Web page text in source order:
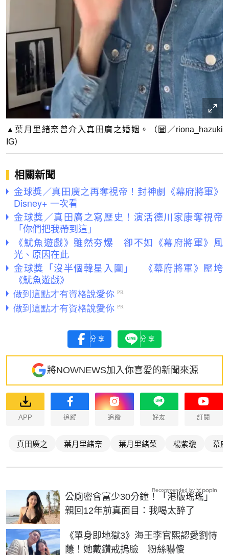
▲葉月里緒奈曾介入真田廣之婚姻。（圖／riona_hazuki
IG）
相關新聞
金球獎／真田廣之再奪視帝！封神劇《幕府將軍》
Disney+ 一次看
金球獎／真田廣之寫歷史！演活德川家康奪視帝
「你們把我帶到這」
《魷魚遊戲》雖然夯爆 卻不如《幕府將軍》風
光、原因在此
金球獎「沒半個韓星入圍」 《幕府將軍》壓垮
《魷魚遊戲》
分享 分享
將NOWNEWS加入你喜愛的新聞來源
APP 追蹤 追蹤 好友 訂閱
真田廣之 葉月里緒奈 葉月里緒菜 楊紫瓊 幕
公廁密會富少30分鐘！「港版瑤瑤」
親回12年前真面目：我喝太醉了
《單身即地獄3》海王李官熙認愛劉恃
蘟！她戴鑽戒摀臉 粉絲嚇傻
Recommended by